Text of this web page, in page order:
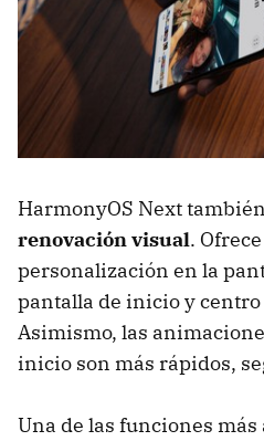
HarmonyOS Next
renovación visual.
personalización en la
pantalla de inicio y
Asimismo, las
inicio son más rápidos,
Una de las funciones